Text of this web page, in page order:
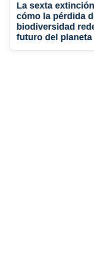
La sexta
cómo la pérdida
biodiversidad
futuro del planeta